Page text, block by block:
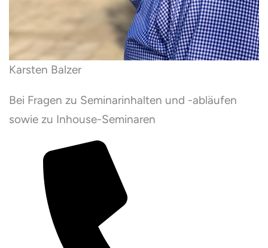
Karsten Balzer
Bei Fragen zu Seminarinhalten und -abläufen
sowie zu Inhouse-Seminaren